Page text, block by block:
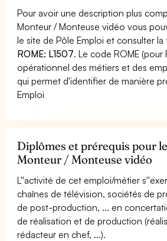
Pour avoir une description plus
Monteur / Monteuse vidéo vous
le site de Pôle Emploi et consulter
ROME: L1507. Le code ROME (pour
opérationnel des métiers et des
qui permet d'identifier de manière
Emploi
Diplômes et prérequis pour
Monteur / Monteuse vidéo
L''activité de cet emploi/métier
chaînes de télévision, sociétés de
de post-production, ... en
de réalisation et de production
rédacteur en chef, ...).